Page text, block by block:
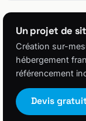
Un projet de
Création sur-
hébergement
référencement
Devis